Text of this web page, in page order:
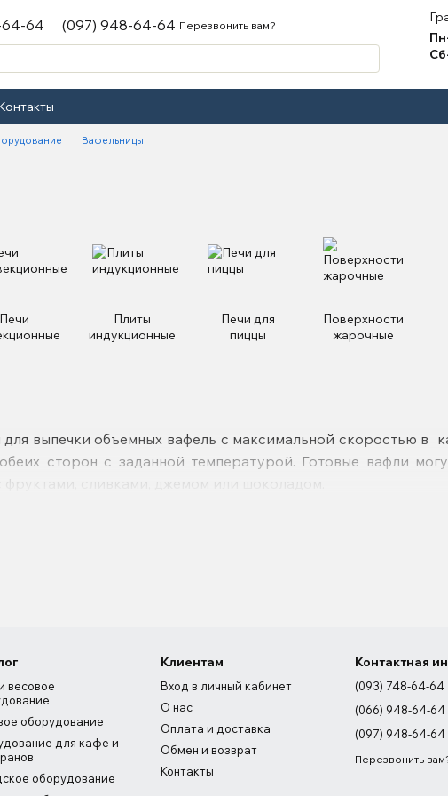
64 (097) 948-64-64 Перезвонить вам?
Вафельницы
Печи
Плиты
индукционные
Печи для
пиццы
Поверхности
жарочные
для выпечки объемных вафель с максимальной скоростью в
сторон с заданной температурой. Готовые вафли
фруктами, сливками, джемом или шоколадом.
весовое
оборудование
для кафе и
оборудование
Клиентам
Вход в личный кабинет
О нас
Оплата и доставка
Обмен и возврат
Контакты
Контактная
(093) 748-64-64
(066) 948-64-64
(097) 948-64-64
Перезвонить